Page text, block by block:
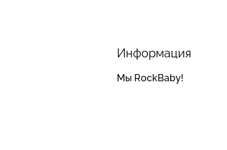
Информация
Мы RockBaby!